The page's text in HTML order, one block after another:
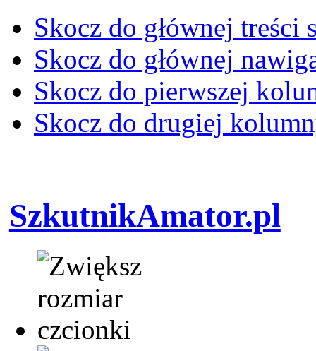
Skocz do głównej treści
Skocz do głównej
Skocz do pierwszej
Skocz do drugiej
SzkutnikAmator.pl